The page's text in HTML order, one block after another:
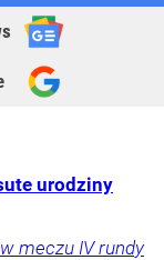
urodziny
meczu IV rundy